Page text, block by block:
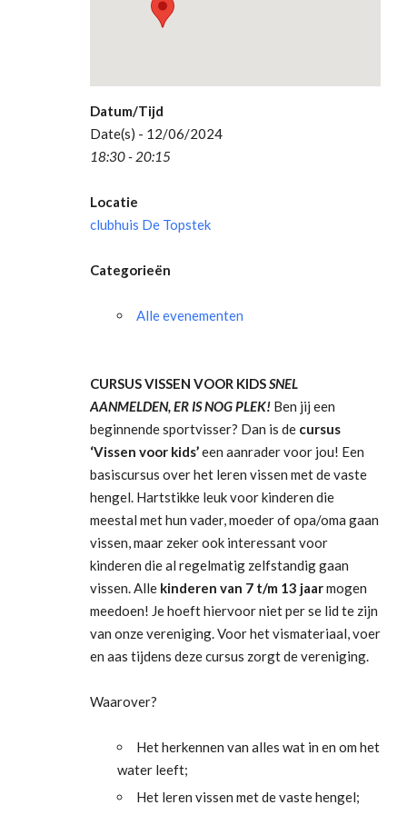
Datum/Tijd
Date(s) - 12/06/2024
18:30 - 20:15
Locatie
clubhuis De Topstek
Categorieën
Alle evenementen
CURSUS VISSEN VOOR KIDSSNEL
AANMELDEN, ER IS NOG PLEK! Ben jij een
beginnende sportvisser? Dan is de cursus
‘Vissen voor kids’een aanrader voor jou! Een
basiscursus over het leren vissen met de vaste
hengel. Hartstikke leuk voor kinderen die
meestal met hun vader, moeder of opa/oma gaan
vissen, maar zeker ook interessant voor
kinderen die al regelmatig zelfstandig gaan
vissen. Alle kinderen van 7 t/m 13 jaarmogen
meedoen! Je hoeft hiervoor niet per se lid te zijn
van onze vereniging. Voor het vismateriaal, voer
en aas tijdens deze cursus zorgt de vereniging.
Waarover?
Het herkennen van alles wat in en om het
water leeft;
Het leren vissen met de vaste hengel;